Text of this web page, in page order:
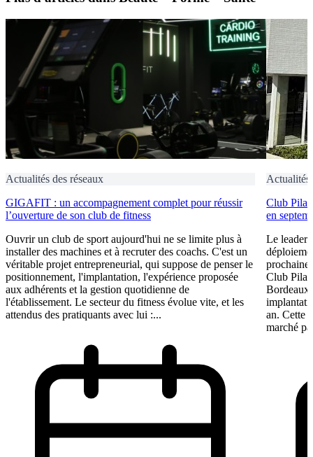
Actualités des réseaux
GIGAFIT : un accompagnement complet pour réussir
l’ouverture de son club de fitness
Ouvrir un club de sport aujourd'hui ne se limite plus à
installer des machines et à recruter des coachs. C'est un
véritable projet entrepreneurial, qui suppose de penser le
positionnement, l'implantation, l'expérience proposée
aux adhérents et la gestion quotidienne de
l'établissement. Le secteur du fitness évolue vite, et les
attendus des pratiquants avec lui :...
Actualités
Club
en
Le leader
prochaine
Club
Bordeaux
an. Cette
marché